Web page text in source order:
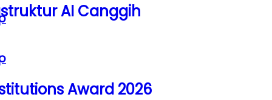
AI Canggih
Award 2026